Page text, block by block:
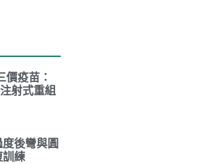
價疫苗：
射式重組
後彎與圓
訓練